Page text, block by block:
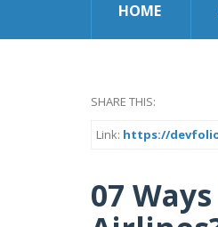
HOME
SHARE THIS:
Link: https://
07